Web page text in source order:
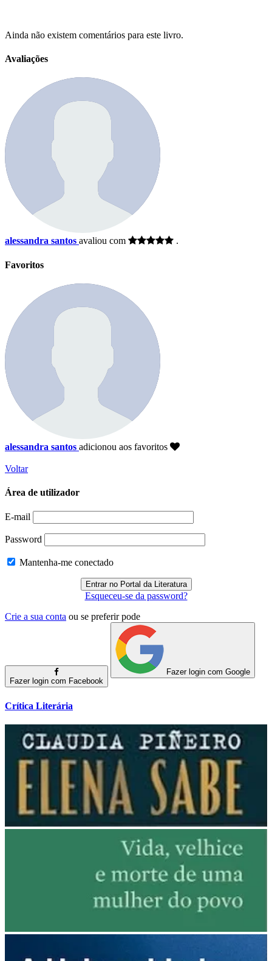
Ainda não existem comentários para este livro.
Avaliações
alessandra santos avaliou com .
Favoritos
alessandra santos adicionou aos favoritos
Voltar
Área de utilizador
E-mail
Password
Mantenha-me conectado
Esqueceu-se da password?
Crie a sua conta ou se preferir pode
Fazer login com Facebook
Fazer login com Google
Crítica Literária